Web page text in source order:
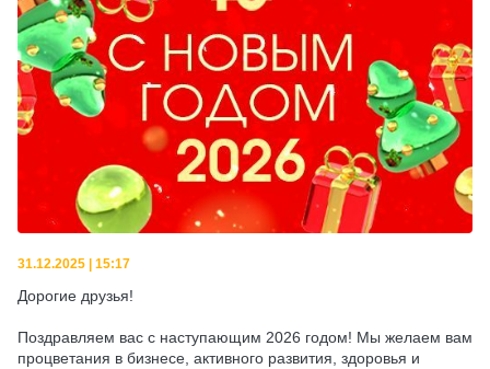
31.12.2025 | 15:17
Дорогие друзья!
Поздравляем вас с наступающим 2026 годом! Мы желаем вам
процветания в бизнесе, активного развития, здоровья и